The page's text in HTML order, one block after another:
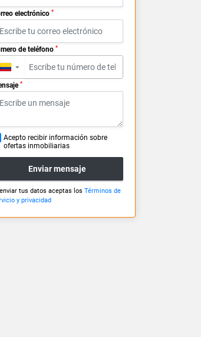
electrónico *
de teléfono *
▼
*
Acepto recibir información sobre
ofertas inmobiliarias
Enviar mensaje
tus datos aceptas los Términos de
y privacidad